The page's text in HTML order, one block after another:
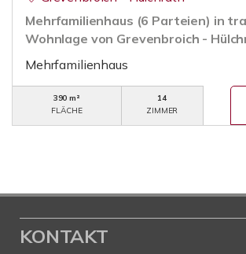
Mehrfamilienhaus (6 Parteien) in
Wohnlage von Grevenbroich -
Mehrfamilienhaus
390 m²
FLÄCHE
14
ZIMMER
KONTAKT